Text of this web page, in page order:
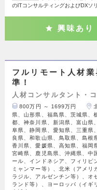
のITコンサルティングおよびDXソ
興味あり
フルリモート人材
準！
人材コンサルタント・
800万円 ～ 1699万円
県、山形県、福島県、茨城県、
都、神奈川県、新潟県、富山県
阜県、静岡県、愛知県、三重県
良県、和歌山県、鳥取県、島根
香川県、愛媛県、高知県、福岡
宮崎県、鹿児島県、沖縄県、中
ール、インドネシア、フィリピ
ミャンマー等）、北米（アメ
ラジル、アルゼンチン等）、オ
ランド等）、ヨーロッパ（イギ